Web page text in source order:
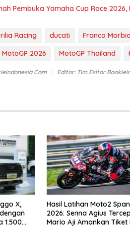
Pembuka Yamaha Cup Race
Racing ducati Franco
MotoGP 2026 MotoGP Thailand
Editor: Tim Esitor
X,
1.500
Hasil Latihan Moto2
2026: Senna Agius
Mario Aji Amankan Tiket